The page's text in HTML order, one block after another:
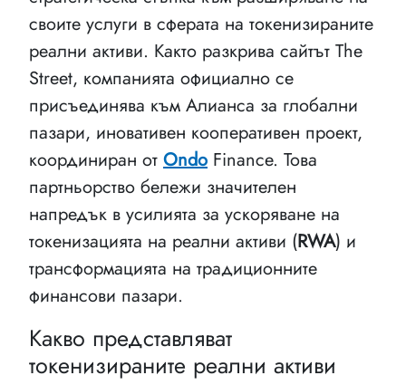
своите услуги в сферата на токенизираните
реални активи. Както разкрива сайтът The
Street, компанията официално се
присъединява към Алианса за глобални
пазари, иновативен кооперативен проект,
координиран от Ondo Finance. Това
партньорство бележи значителен
напредък в усилията за ускоряване на
токенизацията на реални активи (RWA) и
трансформацията на традиционните
финансови пазари.
Какво представляват
токенизираните реални активи